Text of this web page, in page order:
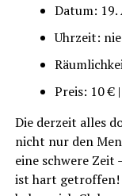
Datum:
Uhr­zeit: nie
Preis: 10 €
Die der­zeit alles
nicht nur den
eine schwe­re Zeit
ist hart getrof­fen!